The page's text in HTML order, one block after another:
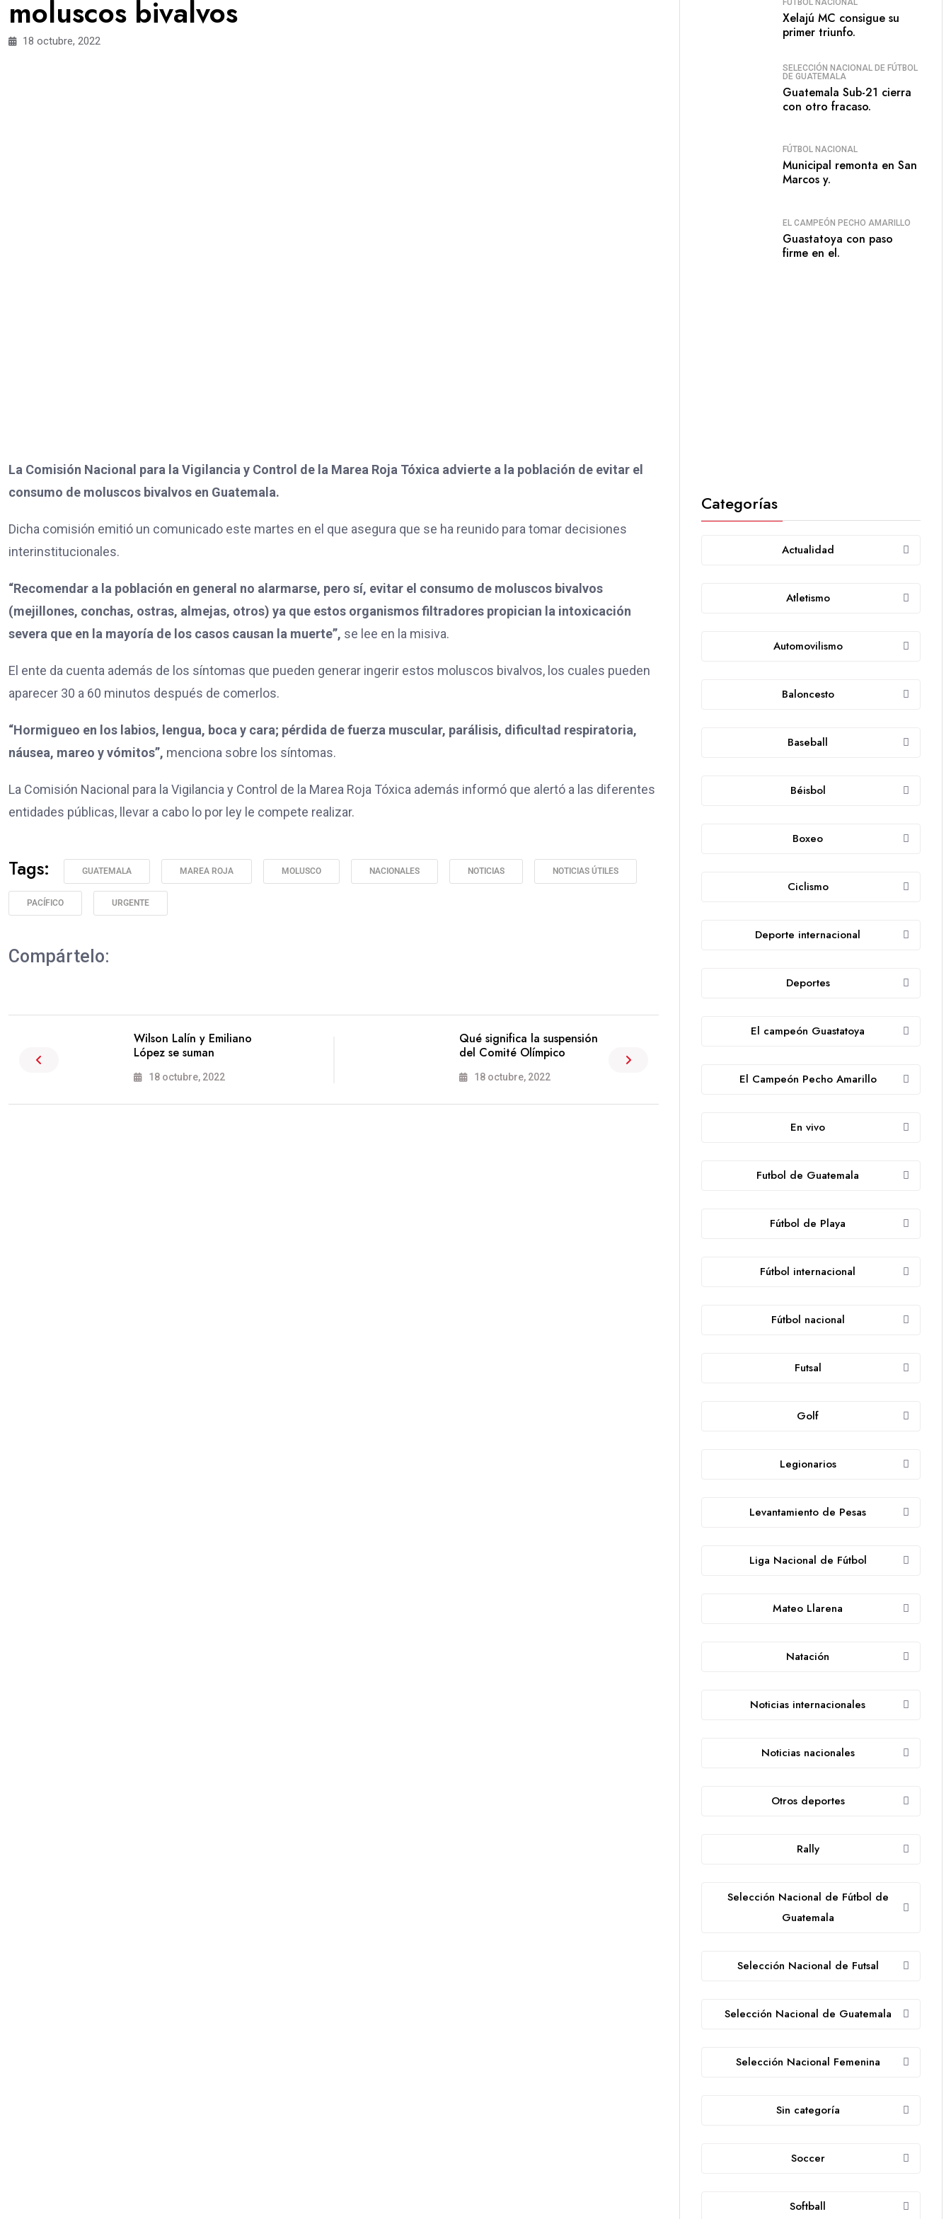
moluscos bivalvos
18 octubre, 2022
La Comisión Nacional para la Vigilancia y Control de la Marea Roja Tóxica advierte a la población de evitar el
consumo de moluscos bivalvos en Guatemala.
Dicha comisión emitió un comunicado este martes en el que asegura que se ha reunido para tomar decisiones
interinstitucionales.
“Recomendar a la población en general no alarmarse, pero sí, evitar el consumo de moluscos bivalvos
(mejillones, conchas, ostras, almejas, otros) ya que estos organismos filtradores propician la intoxicación
severa que en la mayoría de los casos causan la muerte”, se lee en la misiva.
El ente da cuenta además de los síntomas que pueden generar ingerir estos moluscos bivalvos, los cuales pueden
aparecer 30 a 60 minutos después de comerlos.
“Hormigueo en los labios, lengua, boca y cara; pérdida de fuerza muscular, parálisis, dificultad respiratoria,
náusea, mareo y vómitos”, menciona sobre los síntomas.
La Comisión Nacional para la Vigilancia y Control de la Marea Roja Tóxica además informó que alertó a las diferentes
entidades públicas, llevar a cabo lo por ley le compete realizar.
Tags: GUATEMALA MAREA ROJA MOLUSCO NACIONALES NOTICIAS NOTICIAS ÚTILES
PACÍFICO URGENTE
Compártelo:
Wilson Lalín y Emiliano
López se suman
18 octubre, 2022
Qué significa la suspensión
del Comité Olímpico
18 octubre, 2022
Xelajú MC consigue su
primer triunfo.
SELECCIÓN NACIONAL DE FÚTBOL
DE GUATEMALA
Guatemala Sub-21 cierra
con otro fracaso.
FÚTBOL NACIONAL
Municipal remonta en San
Marcos y.
EL CAMPEÓN PECHO AMARILLO
Guastatoya con paso
firme en el.
Categorías
Actualidad
Atletismo
Automovilismo
Baloncesto
Baseball
Béisbol
Boxeo
Ciclismo
Deporte internacional
Deportes
El campeón Guastatoya
El Campeón Pecho Amarillo
En vivo
Futbol de Guatemala
Fútbol de Playa
Fútbol internacional
Fútbol nacional
Futsal
Golf
Legionarios
Levantamiento de Pesas
Liga Nacional de Fútbol
Mateo Llarena
Natación
Noticias internacionales
Noticias nacionales
Otros deportes
Rally
Selección Nacional de Fútbol de
Guatemala
Selección Nacional de Futsal
Selección Nacional de Guatemala
Selección Nacional Femenina
Sin categoría
Soccer
Softball